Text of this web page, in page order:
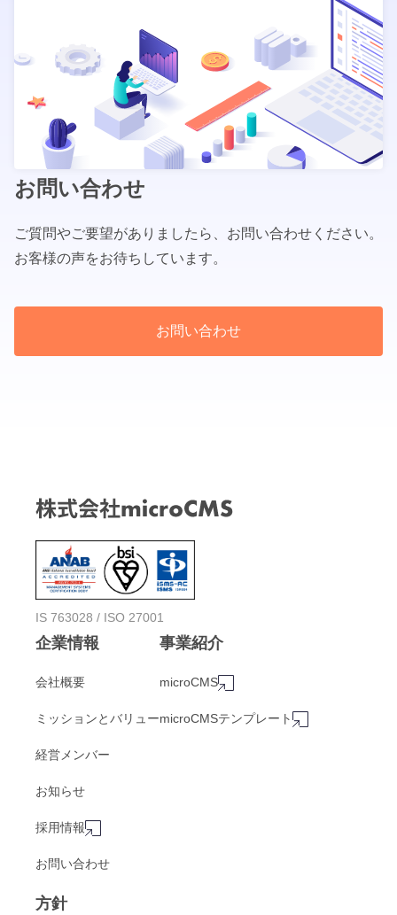
お問い合わせ
ご質問やご要望がありましたら、お問い合わせください。
お客様の声をお待ちしています。
お問い合わせ
IS 763028 / ISO 27001
企業情報
会社概要
ミッションとバリュー
経営メンバー
お知らせ
採用情報
お問い合わせ
事業紹介
microCMS
microCMSテンプレート
方針